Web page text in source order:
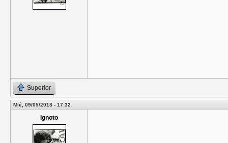
Superior
Mié, 09/05/2018 - 17:32
Ignoto